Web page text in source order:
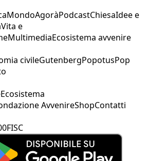
MondoAgoràPodcastChiesaIdee e
Vita e
MultimediaEcosistema avvenire
civileGutenbergPopotusPop
Ecosistema
AvvenireShopContatti
FISC